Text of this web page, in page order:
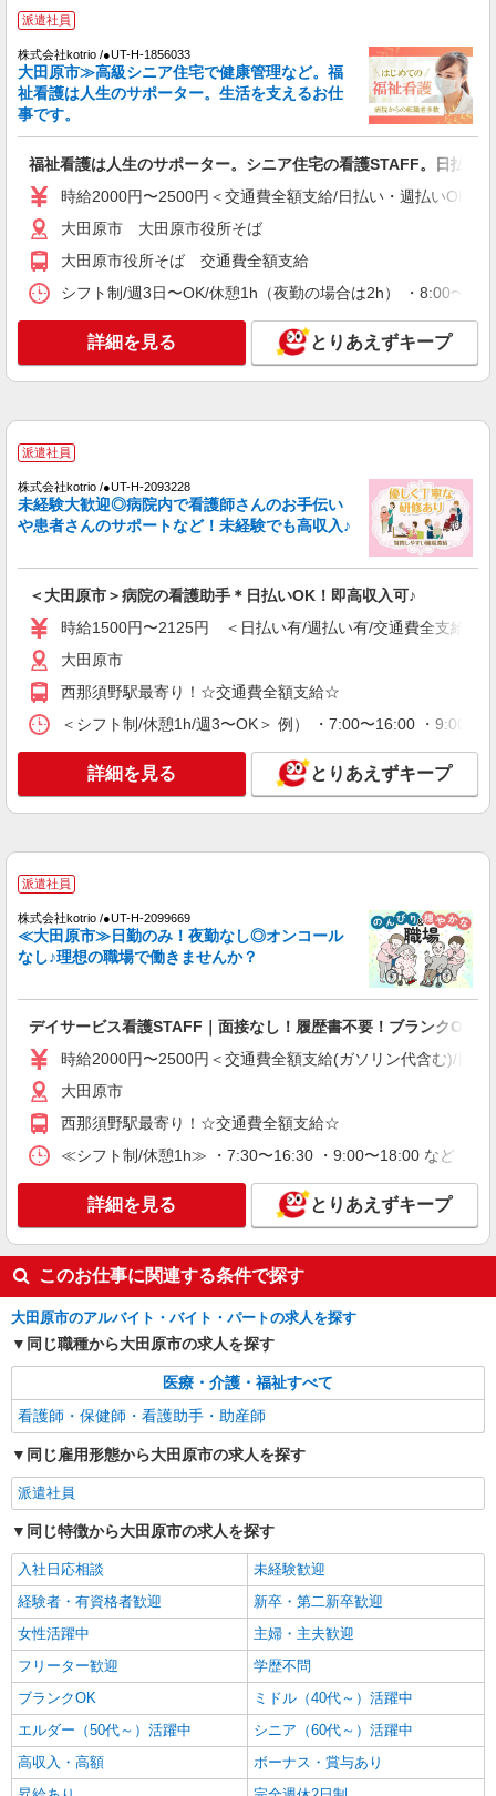
時給1500円〜2125円 ＜日払い有/週払い有/交
通費全支給(ガソリン代含む)＞
キープ 詳細を見る
派遣社員
株式会社kotrio /●UT-H-1855993
大田原市▼デイサービスの看護師▼ラクラク業
務♪時短相談OK
支給(ガソリン代含む)＞
大田原市 大田原市役所そば
派遣社員
株式会社kotrio /●UT-H-1980768
大田原市＊看護助手＊日払いOK！推し活の軍
資金も即ゲット◎
時給1500円〜2125円 ＜日払い有/週払い有/交
通費全支給(ガソリン代含む)＞
大田原市
キープ
派遣社員
株式会社kotrio /●UT-H-1978145
デイサービスの看護師＊日払いOK！推し活の
軍資金も即ゲット◎
時給2000円〜2500円＜交通費全額支給(ガソリ
ン代含む)/日払い可/週払い可＞
派遣社員
株式会社kotrio /●UT-H-2069503
看護助手／資格も経験も必要なし＊やさしい気
時給1500円〜2125円 ＜日払い有/週払い有/交
通費全支給(ガソリン代含む)＞
詳細を見る
派遣社員
株式会社kotrio /●UT-H-2009735
＊週3〜OK/看護助手
時給1500円〜2125円 ＜日払い有/週払い有/交
大田原市
詳細を見る
業務委託
SOMPOヘルスサポート株式会社 全支援対応コース
特定保健指導（保健師・管理栄養士）
報酬：完全出来高制 報酬額（消費税抜き）：
・事業所一括面談(対面) 1日：10,000円〜14,716
遠隔面談 1件：1500〜1691円 ・電話支援 1
件：1,000円〜1,429円 ・メール支援 1件：500円
※上記金額に消費税を加えた金額をお支払いいた
します ※交通費・電話代は弊社負担。その他、支
援内容により細則あり。
【活動エリア】栃木県大田原市及びその周辺
キープ 詳細を見る
業務委託
SOMPOヘルスサポート株式会社 全支援対応コース
保健師・管理栄養士 特定保健指導
報酬：出来高制 報酬額（消費税抜き）： ・事
業所一括面談(対面) 1日：10,000円〜14,716円 ・
個別訪問(対面) 1件：4,286円〜5,239円 ・遠隔面
談 1件：1,500〜1,691円 ・電話支援 1件：
【活動エリア】栃木県大田原市及びその周辺
派遣社員
株式会社kotrio /●UT-H-1856033
大田原市≫高級シニア住宅で健康管理など。福
祉看護は人生のサポーター。生活を支えるお仕
事です。
福祉看護は人生のサポーター。シニア住宅の看護STAFF。日払い
時給2000円〜2500円＜交通費全額支給/日払い・週払いOK/履
大田原市 大田原市役所そば
大田原市役所そば 交通費全額支給
シフト制/週3日〜OK/休憩1h（夜勤の場合は2h） ・8:00〜
詳細を見る とりあえずキープ
派遣社員
株式会社kotrio /●UT-H-2093228
未経験大歓迎◎病院内で看護師さんのお手伝い
や患者さんのサポートなど！未経験でも高収入♪
＜大田原市＞病院の看護助手＊日払いOK！即高収入可♪
時給1500円〜2125円 ＜日払い有/週払い有/交通費全支給(ガ
大田原市
西那須野駅最寄り！☆交通費全額支給☆
＜シフト制/休憩1h/週3〜OK＞ 例） ・7:00〜16:00 ・9:00
詳細を見る とりあえずキープ
派遣社員
株式会社kotrio /●UT-H-2099669
≪大田原市≫日勤のみ！夜勤なし◎オンコール
なし♪理想の職場で働きませんか？
デイサービス看護STAFF｜面接なし！履歴書不要！ブランクOK◎
時給2000円〜2500円＜交通費全額支給(ガソリン代含む)/日払
大田原市
西那須野駅最寄り！☆交通費全額支給☆
≪シフト制/休憩1h≫ ・7:30〜16:30 ・9:00〜18:00 など ※残
詳細を見る とりあえずキープ
このお仕事に関連する条件で探す
大田原市のアルバイト・バイト・パートの求人を探す
同じ職種から大田原市の求人を探す
医療・介護・福祉すべて
看護師・保健師・看護助手・助産師
同じ雇用形態から大田原市の求人を探す
派遣社員
同じ特徴から大田原市の求人を探す
入社日応相談
未経験歓迎
経験者・有資格者歓迎
新卒・第二新卒歓迎
女性活躍中
主婦・主夫歓迎
フリーター歓迎
学歴不問
ブランクOK
ミドル（40代～）活躍中
エルダー（50代～）活躍中
シニア（60代～）活躍中
高収入・高額
ボーナス・賞与あり